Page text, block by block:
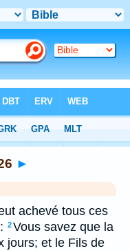
►
achevé tous ces
2Vous savez que la
jours; et le Fils de